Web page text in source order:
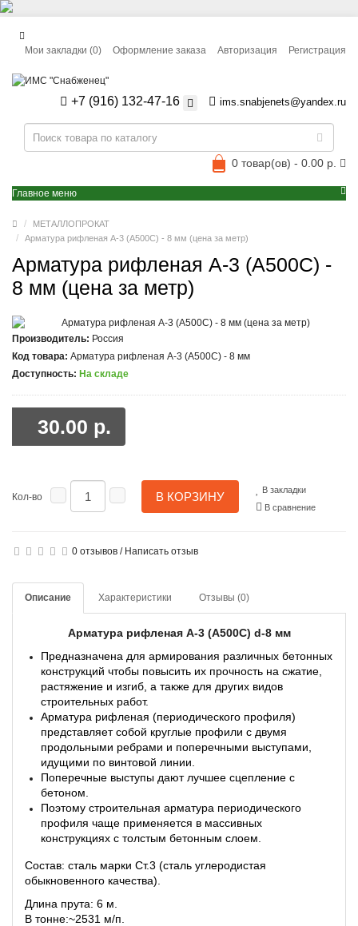
Авторизация Регистрация
Мои закладки (0) Оформление заказа
+7 (916) 132-47-16 ims.snabjenets@yandex.ru
0 товар(ов) - 0.00 р.
Главное меню
МЕТАЛЛОПРОКАТ
Арматура рифленая А-3 (А500С) - 8 мм (цена за метр)
Арматура рифленая А-3 (А500С) -
8 мм (цена за метр)
Производитель: Россия
Код товара: Арматура рифленая А-3 (А500С) - 8 мм
Доступность: На складе
30.00 р.
Кол-во В КОРЗИНУ
В закладки
В сравнение
0 отзывов / Написать отзыв
Описание Характеристики Отзывы (0)
Арматура рифленая А-3 (А500С) d-8 мм
Предназначена для армирования различных бетонных
конструкций чтобы повысить их прочность на сжатие,
растяжение и изгиб, а также для других видов
строительных работ.
Арматура рифленая (периодического профиля)
представляет собой круглые профили с двумя
продольными ребрами и поперечными выступами,
идущими по винтовой линии.
Поперечные выступы дают лучшее сцепление с
бетоном.
Поэтому строительная арматура периодического
профиля чаще применяется в массивных
конструкциях с толстым бетонным слоем.
Состав: сталь марки Ст.3 (сталь углеродистая
обыкновенного качества).
Длина прута: 6 м.
В тонне:~2531 м/п.